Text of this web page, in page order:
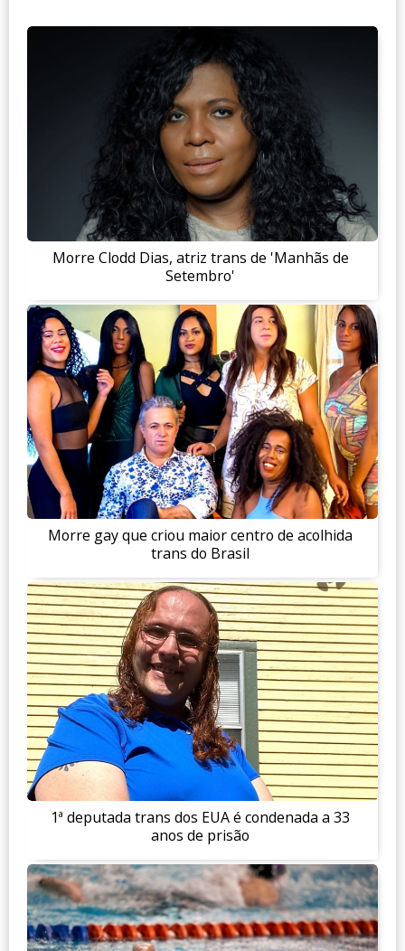
Morre Clodd Dias, atriz trans de 'Manhãs de
Setembro'
Morre gay que criou maior centro de acolhida
trans do Brasil
1ª deputada trans dos EUA é condenada a 33
anos de prisão